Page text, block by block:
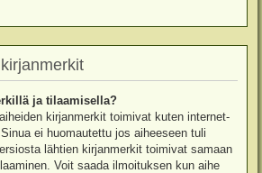
ja tilaamisella?
kirjanmerkit toimivat kuten internet-
ei huomautettu jos aiheeseen tuli
lähtien kirjanmerkit toimivat samaan
Voit saada ilmoituksen kun aihe